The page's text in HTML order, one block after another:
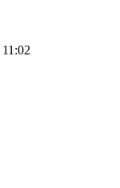
11:02